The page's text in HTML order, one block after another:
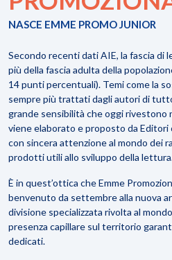
NASCE EMME PROMO JUNIOR
Secondo recenti dati AIE, la fascia di
più della fascia adulta della
14 punti percentuali). Temi come la
sempre più trattati dagli autori di
grande sensibilità che oggi
viene elaborato e proposto da Editori
con sincera attenzione al mondo dei
prodotti utili allo sviluppo della
È in quest’ottica che Emme
benvenuto da settembre alla nuova
divisione specializzata rivolta al
presenza capillare sul territorio
dedicati.